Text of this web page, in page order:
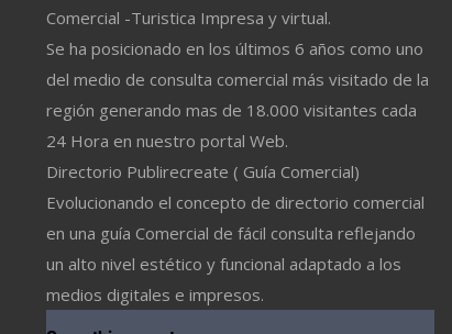
Comercial -Turistica Impresa y virtual.
Se ha posicionado en los últimos 6 años como uno
del medio de consulta comercial más visitado de la
región generando mas de 18.000 visitantes cada
24 Hora en nuestro portal Web.
Directorio Publirecreate ( Guía Comercial)
Evolucionando el concepto de directorio comercial
en una guía Comercial de fácil consulta reflejando
un alto nivel estético y funcional adaptado a los
medios digitales e impresos.